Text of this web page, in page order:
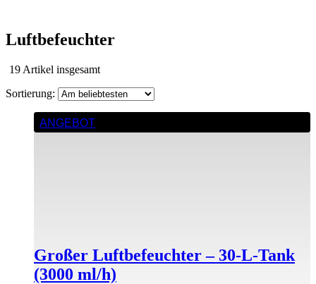
Luftbefeuchter
19 Artikel insgesamtNach
sortiert
ANGEBOT
Großer Luftbefeuchter – 30-L-Tank
(3000 ml/h)